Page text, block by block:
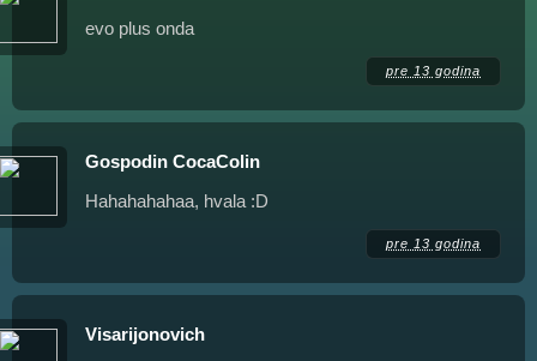
evo plus onda
pre 13 godina
Gospodin CocaColin
Hahahahahaa, hvala :D
pre 13 godina
Visarijonovich